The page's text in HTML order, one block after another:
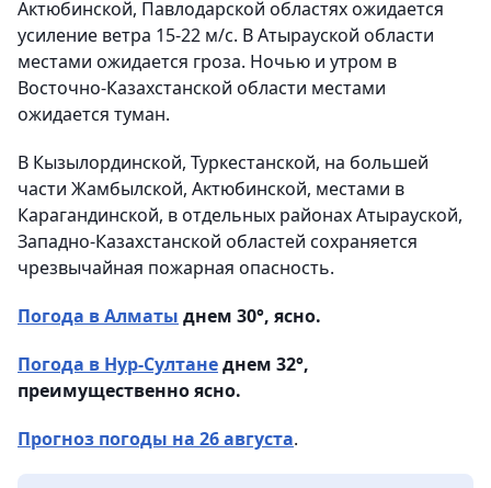
Актюбинской, Павлодарской областях ожидается
усиление ветра 15-22 м/с. В Атырауской области
местами ожидается гроза. Ночью и утром в
Восточно-Казахстанской области местами
ожидается туман.
В Кызылординской, Туркестанской, на большей
части Жамбылской, Актюбинской, местами в
Карагандинской, в отдельных районах Атырауской,
Западно-Казахстанской областей сохраняется
чрезвычайная пожарная опасность.
Погода в Алматы днем 30°, ясно.
Погода в Нур-Султанеднем 32°,
преимущественно ясно.
Прогноз погоды на 26 августа.